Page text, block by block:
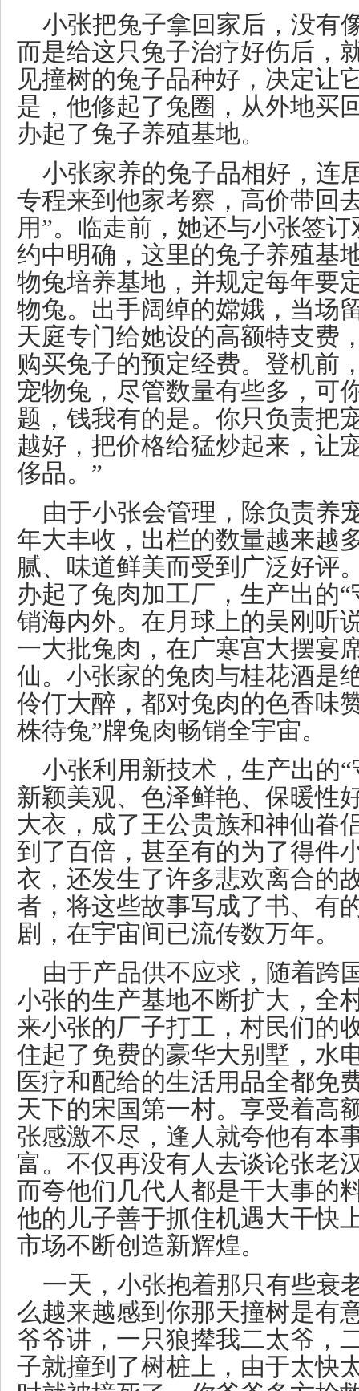
小张把兔子拿回家后，没有
而是给这只兔子治疗好伤后，
见撞树的兔子品种好，决定让
是，他修起了兔圈，从外地买
办起了兔子养殖基地。
小张家养的兔子品相好，连
专程来到他家考察，高价带回
用”。临走前，她还与小张签
约中明确，这里的兔子养殖基
物兔培养基地，并规定每年要
物兔。出手阔绰的嫦娥，当场
天庭专门给她设的高额特支费
购买兔子的预定经费。登机前
宠物兔，尽管数量有些多，可
题，钱我有的是。你只负责把
越好，把价格给猛炒起来，让
侈品。”
由于小张会管理，除负责养
年大丰收，出栏的数量越来越
腻、味道鲜美而受到广泛好评
办起了兔肉加工厂，生产出的
销海内外。在月球上的吴刚听
一大批兔肉，在广寒宫大摆宴
仙。小张家的兔肉与桂花酒是
伶仃大醉，都对兔肉的色香味
株待兔”牌兔肉畅销全宇宙。
小张利用新技术，生产出的
新颖美观、色泽鲜艳、保暖性
大衣，成了王公贵族和神仙眷
到了百倍，甚至有的为了得件
衣，还发生了许多悲欢离合的
者，将这些故事写成了书、有
剧，在宇宙间已流传数万年。
由于产品供不应求，随着跨
小张的生产基地不断扩大，全
来小张的厂子打工，村民们的
住起了免费的豪华大别墅，水
医疗和配给的生活用品全都免
天下的宋国第一村。享受着高
张感激不尽，逢人就夸他有本
富。不仅再没有人去谈论张老
而夸他们几代人都是干大事的
他的儿子善于抓住机遇大干快
市场不断创造新辉煌。
一天，小张抱着那只有些衰
么越来越感到你那天撞树是有
爷爷讲，一只狼撵我二太爷，
子就撞到了树桩上，由于太快